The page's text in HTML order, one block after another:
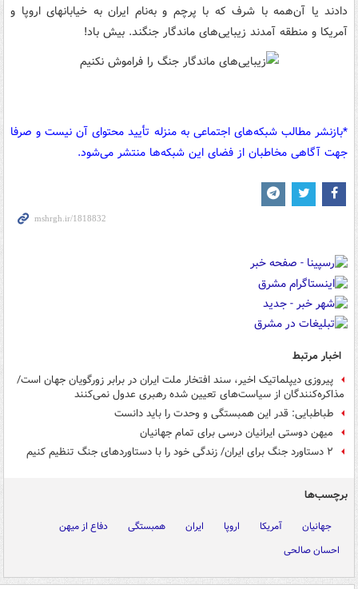
دادند یا آن‌همه با شرف که با پرچم و به‌نام ایران به خیابانهای اروپا و
آمریکا و منطقه آمدند زیبایی‌های ماندگار جنگند. بیش باد!
*بازنشر مطالب شبکه‌های اجتماعی به منزله تأیید محتوای آن نیست و صرفا
جهت آگاهی مخاطبان از فضای این شبکه‌ها منتشر می‌شود.
اخبار مرتبط
پیروزی دیپلماتیک اخیر، سند افتخار ملت ایران در برابر زورگویان جهان است/
مذاکره‌کنندگان از سیاست‌های تعیین شده رهبری عدول نمی‌کنند
طباطبایی: قدر این همبستگی و وحدت را باید دانست
میهن دوستی ایرانیان درسی برای تمام جهانیان
۲ دستاورد جنگ برای ایران/ زندگی خود را با دستاوردهای جنگ تنظیم کنیم
برچسب‌ها
جهانیان آمریکا اروپا ایران همبستگی
دفاع از میهن
احسان صالحی